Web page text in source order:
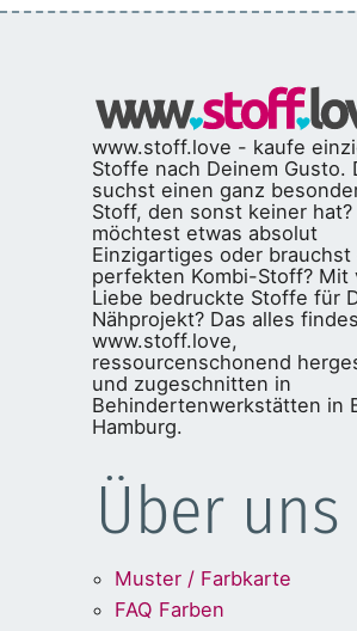
www.stoff.love - kaufe
Stoffe nach Deinem Gusto.
suchst einen ganz
Stoff, den sonst keiner hat?
möchtest etwas absolut
Einzigartiges oder brauchst
perfekten Kombi-Stoff? Mit
Liebe bedruckte Stoffe für
Nähprojekt? Das alles
www.stoff.love,
ressourcenschonend
und zugeschnitten in
Behindertenwerkstätten in
Hamburg.
Über uns
Muster / Farbkarte
FAQ Farben